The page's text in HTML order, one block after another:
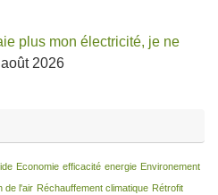
plus mon électricité, je ne
2026
Economie efficacité energie Environement
de l'air Réchauffement climatique Rétrofit